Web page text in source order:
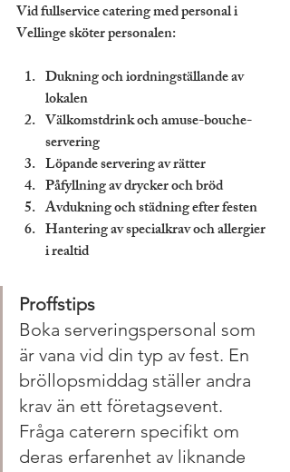
Vid fullservice catering med personal i
Vellinge sköter personalen:
Dukning och iordningställande av
lokalen
Välkomstdrink och amuse-bouche-
servering
Löpande servering av rätter
Påfyllning av drycker och bröd
Avdukning och städning efter festen
Hantering av specialkrav och allergier
i realtid
Proffstips
Boka serveringspersonal som
är vana vid din typ av fest. En
bröllopsmiddag ställer andra
krav än ett företagsevent.
Fråga caterern specifikt om
deras erfarenhet av liknande